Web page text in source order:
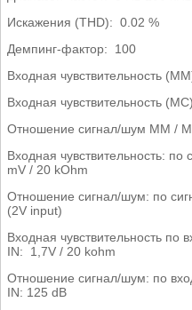
Искажения (THD): 0.02 %
Демпинг-фактор: 100
Входная чувствительность
Входная чувствительность
Отношение сигнал/шум MM /
Входная чувствительность:
mV / 20 kOhm
Отношение сигнал/шум: по
(2V input)
Входная чувствительность по
IN: 1,7V / 20 kohm
Отношение сигнал/шум: по
IN: 125 dB